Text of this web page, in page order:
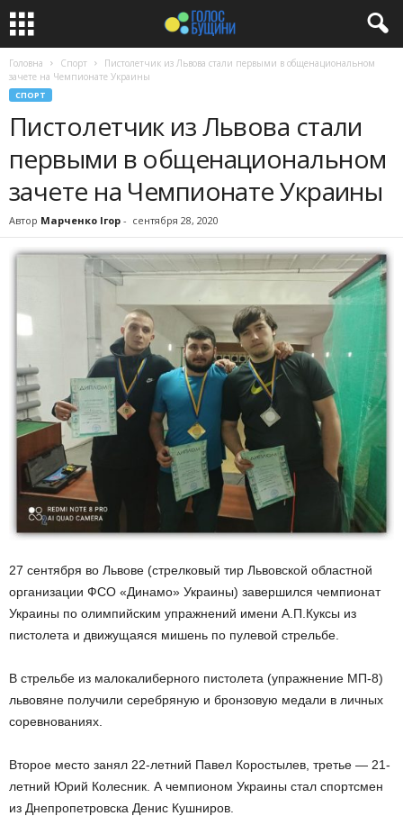
Головна Спорт
Пистолетчик из Львова стали первыми в общенациональном
зачете на Чемпионате Украины
СПОРТ
Пистолетчик из Львова стали
первыми в общенациональном
зачете на Чемпионате Украины
Автор Марченко Ігор - сентября 28, 2020
27 сентября во Львове (стрелковый тир Львовской областной
организации ФСО «Динамо» Украины) завершился чемпионат
Украины по олимпийским упражнений имени А.П.Куксы из
пистолета и движущаяся мишень по пулевой стрельбе.
В стрельбе из малокалиберного пистолета (упражнение МП-8)
львовяне получили серебряную и бронзовую медали в личных
соревнованиях.
Второе место занял 22-летний Павел Коростылев, третье — 21-
летний Юрий Колесник. А чемпионом Украины стал спортсмен
из Днепропетровска Денис Кушниров.